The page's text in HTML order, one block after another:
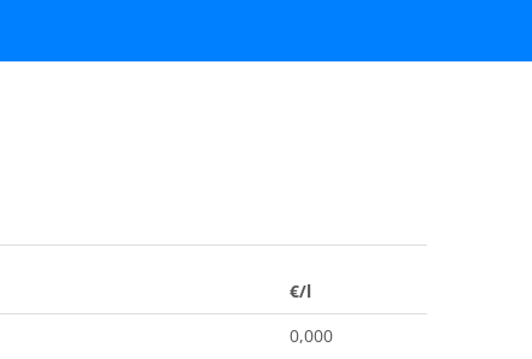
€/l
0,000